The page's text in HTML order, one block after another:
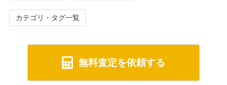
カテゴリ・タグ一覧
無料査定を依頼する